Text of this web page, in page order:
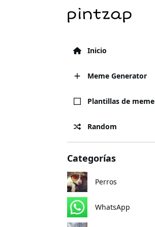
Inicio
Meme Generator
Plantillas de meme
Random
Categorías
Perros
WhatsApp